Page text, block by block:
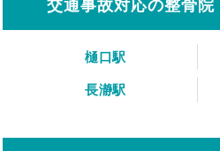
交通事故対応の整骨
樋口駅
長瀞駅